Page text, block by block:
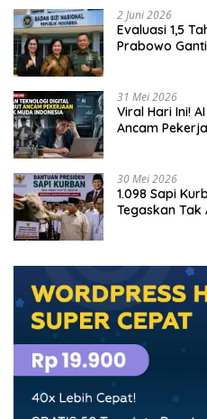
2 Juni 2026
Evaluasi 1,5
Prabowo
31 Mei 2026
Viral Hari Ini!
Ancam
30 Mei 2026
1.098 Sapi
Tegaskan Tak